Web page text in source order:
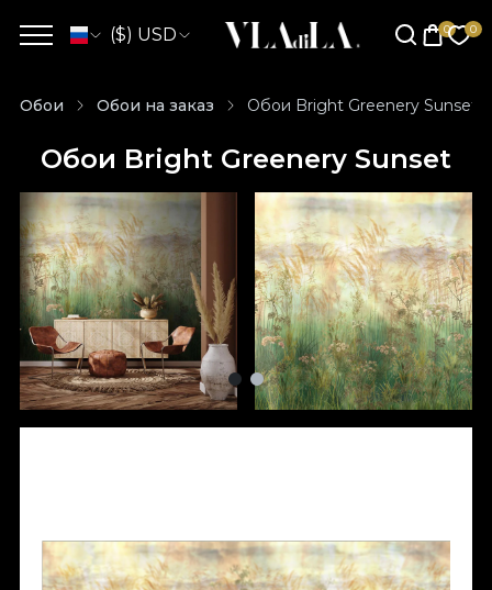
($) USD
Обои Обои на заказ Обои Bright Greenery Sunset
Обои Bright Greenery Sunset